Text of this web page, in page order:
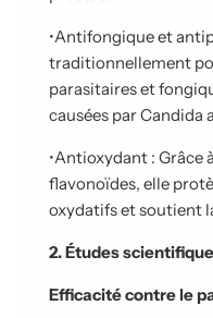
•Antifongique et
traditionnellement
parasitaires et
causées par Candida
•Antioxydant : Grâce
flavonoïdes, elle
oxydatifs et soutient
2. Études
Efficacité contre le